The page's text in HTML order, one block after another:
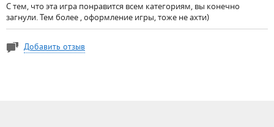
С тем, что эта игра понравится всем категориям, вы конечно
загнули. Тем более , оформление игры, тоже не ахти)
Добавить отзыв